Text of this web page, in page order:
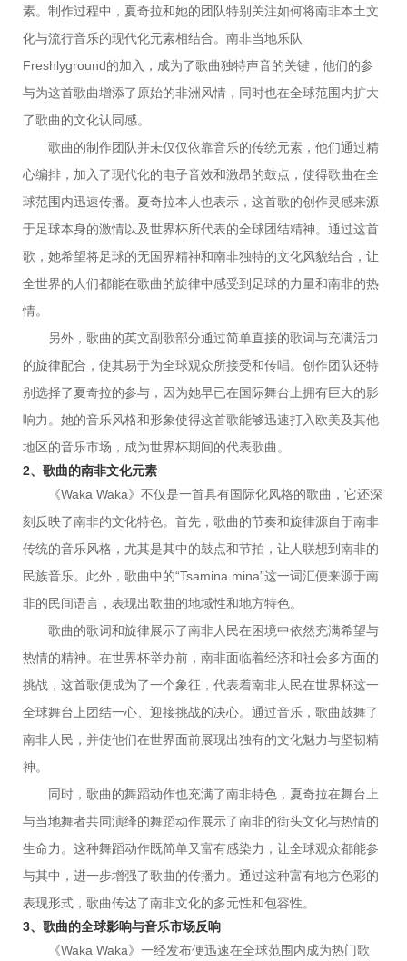
素。制作过程中，夏奇拉和她的团队特别关注如何将南非本土文
化与流行音乐的现代化元素相结合。南非当地乐队
Freshlyground的加入，成为了歌曲独特声音的关键，他们的参
与为这首歌曲增添了原始的非洲风情，同时也在全球范围内扩大
了歌曲的文化认同感。
歌曲的制作团队并未仅仅依靠音乐的传统元素，他们通过精
心编排，加入了现代化的电子音效和激昂的鼓点，使得歌曲在全
球范围内迅速传播。夏奇拉本人也表示，这首歌的创作灵感来源
于足球本身的激情以及世界杯所代表的全球团结精神。通过这首
歌，她希望将足球的无国界精神和南非独特的文化风貌结合，让
全世界的人们都能在歌曲的旋律中感受到足球的力量和南非的热
情。
另外，歌曲的英文副歌部分通过简单直接的歌词与充满活力
的旋律配合，使其易于为全球观众所接受和传唱。创作团队还特
别选择了夏奇拉的参与，因为她早已在国际舞台上拥有巨大的影
响力。她的音乐风格和形象使得这首歌能够迅速打入欧美及其他
地区的音乐市场，成为世界杯期间的代表歌曲。
2、歌曲的南非文化元素
《Waka Waka》不仅是一首具有国际化风格的歌曲，它还深
刻反映了南非的文化特色。首先，歌曲的节奏和旋律源自于南非
传统的音乐风格，尤其是其中的鼓点和节拍，让人联想到南非的
民族音乐。此外，歌曲中的“Tsamina mina”这一词汇便来源于南
非的民间语言，表现出歌曲的地域性和地方特色。
歌曲的歌词和旋律展示了南非人民在困境中依然充满希望与
热情的精神。在世界杯举办前，南非面临着经济和社会多方面的
挑战，这首歌便成为了一个象征，代表着南非人民在世界杯这一
全球舞台上团结一心、迎接挑战的决心。通过音乐，歌曲鼓舞了
南非人民，并使他们在世界面前展现出独有的文化魅力与坚韧精
神。
同时，歌曲的舞蹈动作也充满了南非特色，夏奇拉在舞台上
与当地舞者共同演绎的舞蹈动作展示了南非的街头文化与热情的
生命力。这种舞蹈动作既简单又富有感染力，让全球观众都能参
与其中，进一步增强了歌曲的传播力。通过这种富有地方色彩的
表现形式，歌曲传达了南非文化的多元性和包容性。
3、歌曲的全球影响与音乐市场反响
《Waka Waka》一经发布便迅速在全球范围内成为热门歌